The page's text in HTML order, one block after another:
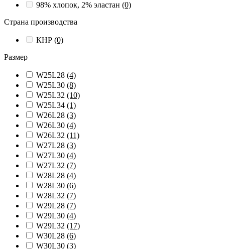
98% хлопок, 2% эластан (0)
Страна производства
КНР (0)
Размер
W25L28 (4)
W25L30 (8)
W25L32 (10)
W25L34 (1)
W26L28 (3)
W26L30 (4)
W26L32 (11)
W27L28 (3)
W27L30 (4)
W27L32 (7)
W28L28 (4)
W28L30 (6)
W28L32 (7)
W29L28 (7)
W29L30 (4)
W29L32 (17)
W30L28 (6)
W30L30 (3)